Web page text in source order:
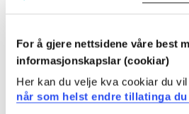
For å gjere nettsidene våre best
informasjonskapslar (cookiar)
Her kan du velje kva cookiar du
når som helst endre tillatinga
I studien vil jeg se nærmere på
grunnskolelærerstudenters
som et didaktisk verktøy i
room blir i stadig økende grad